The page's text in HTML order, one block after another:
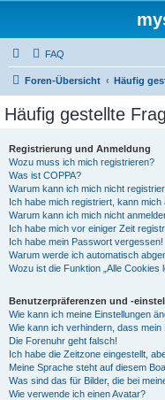
FAQ
Foren-Übersicht Häufig
Häufig gestellte
Registrierung und Anmeldung
Wozu muss ich mich registrieren?
Was ist COPPA?
Warum kann ich mich nicht
Ich habe mich registriert, kann mich
Warum kann ich mich nicht
Ich habe mich vor einiger Zeit
Ich habe mein Passwort vergessen!
Warum werde ich automatisch
Wozu ist die Funktion „Alle Cookies
Benutzerpräferenzen und -
Wie kann ich meine Einstellungen
Wie kann ich verhindern, dass
Die Forenuhr geht falsch!
Ich habe die Zeitzone eingestellt,
Meine Sprache steht auf diesem
Was sind das für Bilder, die bei
Wie verwende ich einen Avatar?